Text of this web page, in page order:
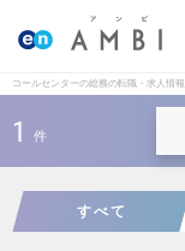
コールセンターの総務の転職・求人情報
1 件
すべて